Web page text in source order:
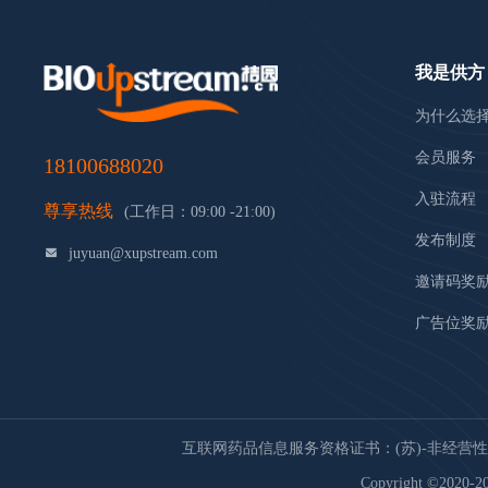
18100688020
尊享热线 (工作日：09:00 -21:00)
juyuan@xupstream.com
我是供方
为什么选
会员服务
入驻流程
发布制度
邀请码奖
广告位奖
互联网药品信息服务资格证书：(苏)-非经营性
Copyright ©2020-